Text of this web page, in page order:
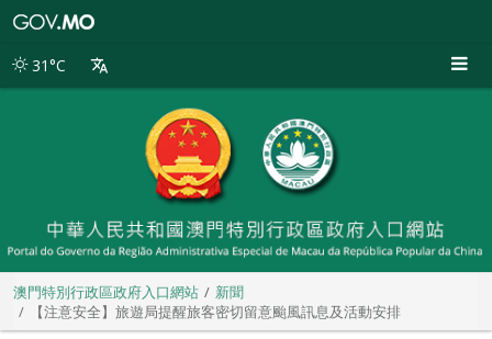
別
31°C
澳門特別行政區政府入口網站
新聞
【注意安全】旅遊局提醒旅客密切留意颱風訊息及活動安排